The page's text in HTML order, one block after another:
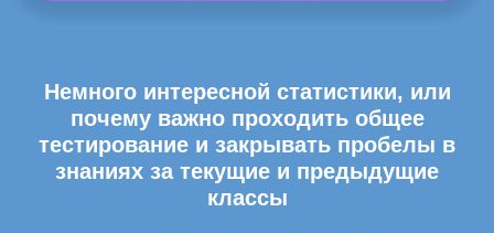
Немного интересной статистики, или
почему важно проходить общее
тестирование и закрывать пробелы в
знаниях за текущие и предыдущие
классы